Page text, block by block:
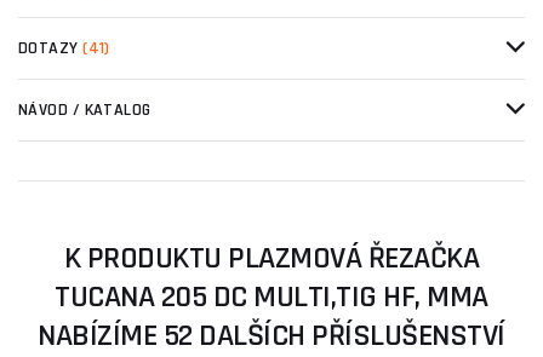
DOTAZY(41)
NÁVOD / KATALOG
K PRODUKTU PLAZMOVÁ ŘEZAČKA
TUCANA 205 DC MULTI,TIG HF, MMA
NABÍZÍME 52 DALŠÍCH PŘÍSLUŠENSTVÍ